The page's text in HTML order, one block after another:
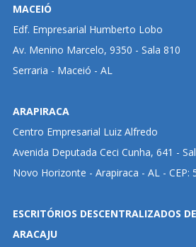
MACEIÓ
Edf. Empresarial Humberto Lobo
Av. Menino Marcelo, 9350 - Sala 810
Serraria - Maceió - AL
ARAPIRACA
Centro Empresarial Luiz Alfredo
Avenida Deputada Ceci Cunha, 641 -
Novo Horizonte - Arapiraca - AL - CEP:
ESCRITÓRIOS DESCENTRALIZADOS
ARACAJU